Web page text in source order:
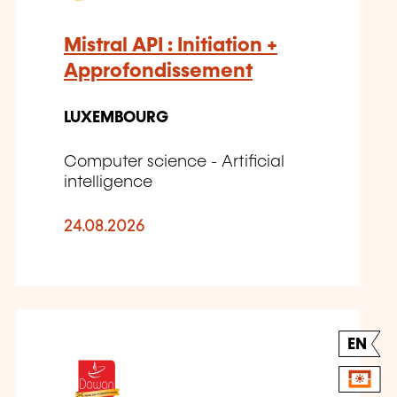
Mistral API : Initiation +
Approfondissement
LUXEMBOURG
Computer science - Artificial
intelligence
24.08.2026
EN